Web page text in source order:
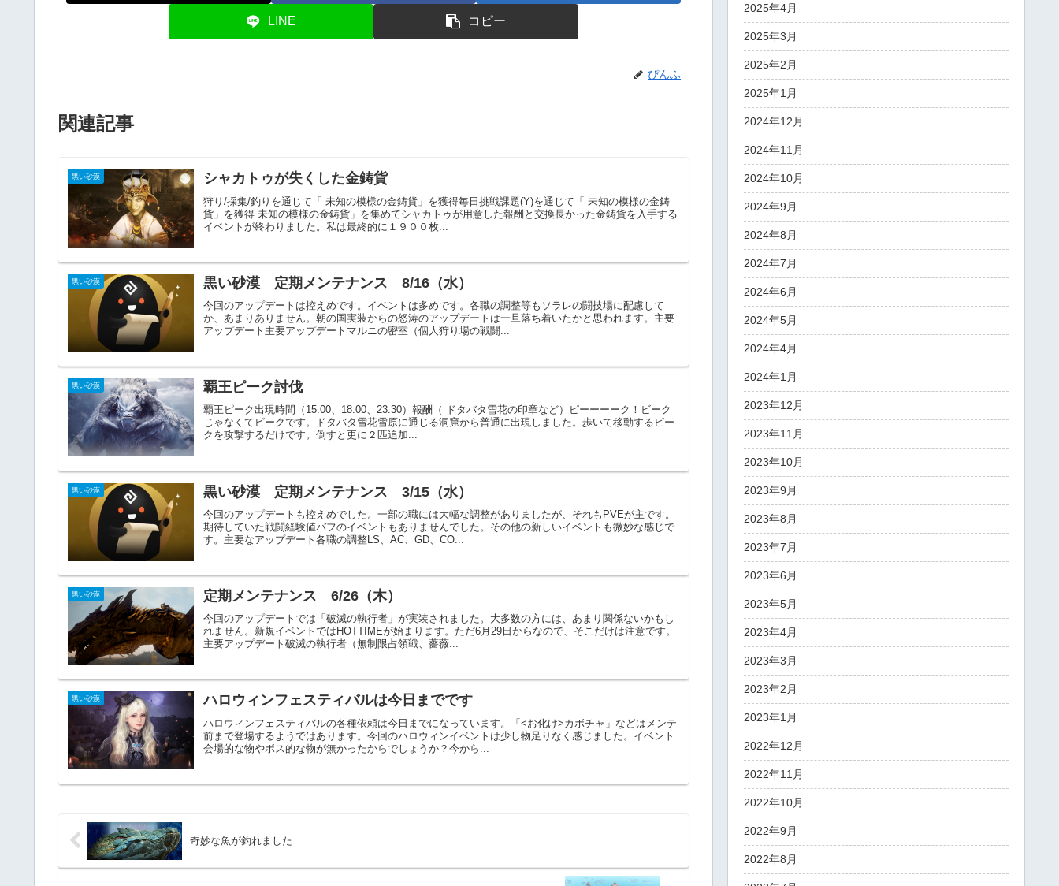
LINE コピー
ぴんふ
関連記事
黒い砂漠 シャカトゥが失くした金鋳貨
狩り/採集/釣りを通じて「 未知の模様の金鋳貨」を獲得毎日挑戦課題(Y)を通じて「 未知の模様の金鋳
貨」を獲得 未知の模様の金鋳貨」を集めてシャカトゥが用意した報酬と交換長かった金鋳貨を入手する
イベントが終わりました。私は最終的に１９００枚...
黒い砂漠 黒い砂漠 定期メンテナンス 8/16（水）
今回のアップデートは控えめです。イベントは多めです。各職の調整等もソラレの闘技場に配慮して
か、あまりありません。朝の国実装からの怒涛のアップデートは一旦落ち着いたかと思われます。主要
アップデート主要アップデートマルニの密室（個人狩り場の戦闘...
黒い砂漠 覇王ピーク討伐
覇王ピーク出現時間（15:00、18:00、23:30）報酬（ ドタバタ雪花の印章など）ピーーーーク！ビーク
じゃなくてピークです。ドタバタ雪花雪原に通じる洞窟から普通に出現しました。歩いて移動するピー
クを攻撃するだけです。倒すと更に２匹追加...
黒い砂漠 黒い砂漠 定期メンテナンス 3/15（水）
今回のアップデートも控えめでした。一部の職には大幅な調整がありましたが、それもPVEが主です。
期待していた戦闘経験値バフのイベントもありませんでした。その他の新しいイベントも微妙な感じで
す。主要なアップデート各職の調整LS、AC、GD、CO...
黒い砂漠 定期メンテナンス 6/26（木）
今回のアップデートでは「破滅の執行者」が実装されました。大多数の方には、あまり関係ないかもし
れません。新規イベントではHOTTIMEが始まります。ただ6月29日からなので、そこだけは注意です。
主要アップデート破滅の執行者（無制限占領戦、薔薇...
黒い砂漠 ハロウィンフェスティバルは今日までです
ハロウィンフェスティバルの各種依頼は今日までになっています。「<お化け>カボチャ」などはメンテ
前まで登場するようではあります。今回のハロウィンイベントは少し物足りなく感じました。イベント
会場的な物やボス的な物が無かったからでしょうか？今から...
奇妙な魚が釣れました
2025年4月
2025年3月
2025年2月
2025年1月
2024年12月
2024年11月
2024年10月
2024年9月
2024年8月
2024年7月
2024年6月
2024年5月
2024年4月
2024年1月
2023年12月
2023年11月
2023年10月
2023年9月
2023年8月
2023年7月
2023年6月
2023年5月
2023年4月
2023年3月
2023年2月
2023年1月
2022年12月
2022年11月
2022年10月
2022年9月
2022年8月